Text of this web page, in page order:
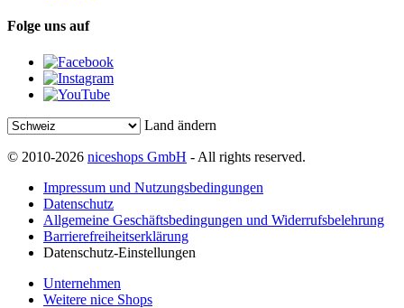
Folge uns auf
Land ändern
© 2010-2026 niceshops GmbH - All rights reserved.
Impressum und Nutzungsbedingungen
Datenschutz
Allgemeine Geschäftsbedingungen und Widerrufsbelehrung
Barrierefreiheitserklärung
Datenschutz-Einstellungen
Unternehmen
Weitere nice Shops